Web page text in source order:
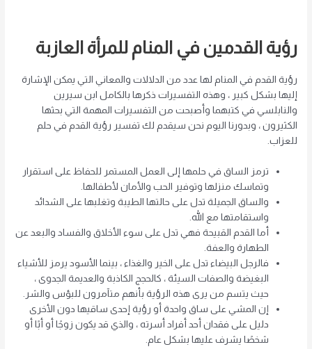
رؤية القدمين في المنام للمرأة العازبة
رؤية القدم في المنام لها عدد من الدلالات والمعاني التي يمكن الإشارة
إليها بشكل كبير ، وهذه التفسيرات ذكرها بالكامل ابن سيرين
والنابلسي في كتبهما وأصبحت من التفسيرات المهمة التي بحثها
الكثيرون ، وبدورنا اليوم نحن سيقدم لك تفسير رؤية القدم في حلم
للعزاب.
ترمز الساق في حلمها إلى العمل المستمر للحفاظ على استقرار
وتماسك منزلها وتوفير الحب والأمان لأطفالها.
والساق الجميلة تدل على حالتها الطيبة وتغلبها على الشدائد
واستقامتها مع الله.
أما القدم القبيحة فهي تدل على سوء الأخلاق والفساد والبعد عن
الطهارة والعفة.
فالرجل البيضاء تدل على الخير والغذاء ، بينما الأسود يرمز للأشياء
البغيضة والصفات السيئة ، كالحجج الكاذبة والعديمة الجدوى ،
حيث يتسم من يرى هذه الرؤية بأنهم متآمرون للبؤس والشر.
إن المشي على ساق واحدة أو رؤية إحدى ساقيها دون الأخرى
دليل على فقدان أحد أفراد أسرته ، والذي قد يكون زوجًا أو أبًا أو
شخصًا يشرف عليها بشكل عام.